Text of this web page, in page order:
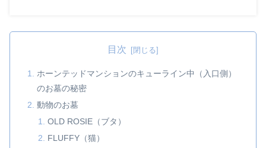
目次
ホーンテッドマンションのキューライン中（入口側）
のお墓の秘密
動物のお墓
OLD ROSIE（ブタ）
FLUFFY（猫）